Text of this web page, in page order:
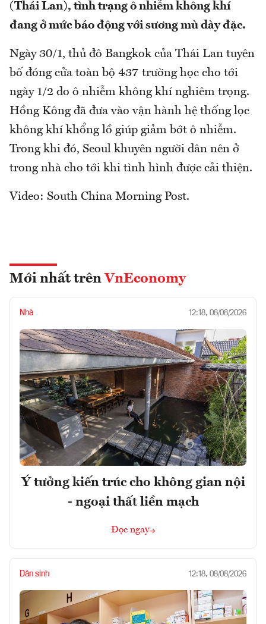
(Thái Lan), tình trạng ô nhiễm không khí
đang ở mức báo động với sương mù dày đặc.
Ngày 30/1, thủ đô Bangkok của Thái Lan tuyên
bố đóng cửa toàn bộ 437 trường học cho tới
ngày 1/2 do ô nhiễm không khí nghiêm trọng.
Hồng Kông đã đưa vào vận hành hệ thống lọc
không khí khổng lồ giúp giảm bớt ô nhiễm.
Trong khi đó, Seoul khuyên người dân nên ở
trong nhà cho tới khi tình hình được cải thiện.
Video: South China Morning Post.
Mới nhất trên VnEconomy
Nhà 12:18, 08/08/2026
Ý tưởng kiến trúc cho không gian nội
- ngoại thất liền mạch
Đọc ngay
Dân sinh 12:18, 08/08/2026